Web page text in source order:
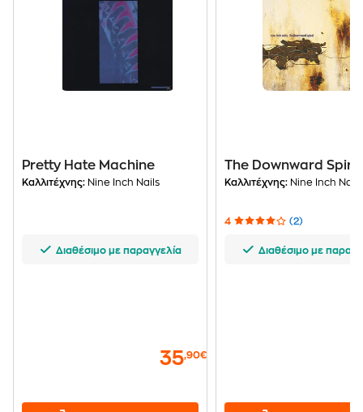
Pretty Hate Machine
Καλλιτέχνης: Nine Inch Nails
Διαθέσιμο με παραγγελία
35,90€
The Downward
Καλλιτέχνης: Nine Inch Nails
4 (2)
Διαθέσιμο με